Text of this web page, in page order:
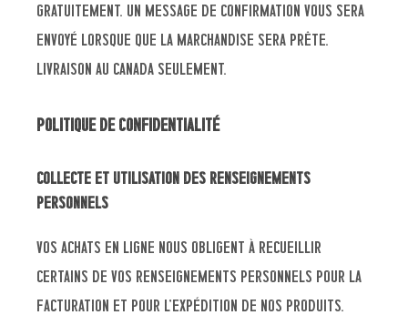
gratuitement. Un message de confirmation vous sera
envoyé lorsque que la marchandise sera prête.
Livraison au Canada seulement.
Politique de confidentialité
Collecte et utilisation des renseignements
personnels
Vos achats en ligne nous obligent à recueillir
certains de vos renseignements personnels pour la
facturation et pour l’expédition de nos produits.